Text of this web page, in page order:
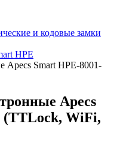
и кодовые замки
HPE
Apecs Smart HPE-8001-
Apecs
(TTLock, WiFi,